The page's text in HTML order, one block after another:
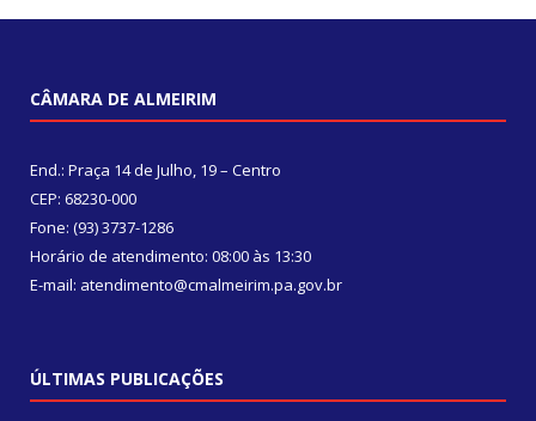
CÂMARA DE ALMEIRIM
End.: Praça 14 de Julho, 19 – Centro
CEP: 68230-000
Fone: (93) 3737-1286
Horário de atendimento: 08:00 às 13:30
E-mail: atendimento@cmalmeirim.pa.gov.br
ÚLTIMAS PUBLICAÇÕES